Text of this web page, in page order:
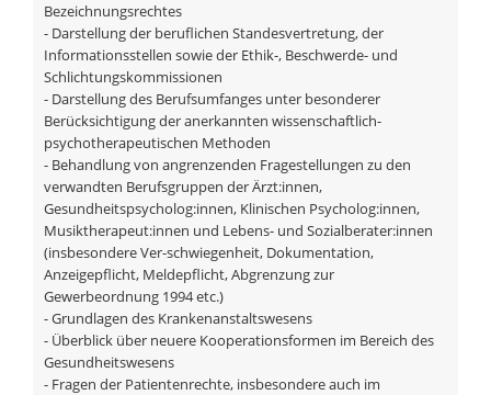
Bezeichnungsrechtes
- Darstellung der beruflichen Standesvertretung, der
Informationsstellen sowie der Ethik-, Beschwerde- und
Schlichtungskommissionen
- Darstellung des Berufsumfanges unter besonderer
Berücksichtigung der anerkannten wissenschaftlich-
psychotherapeutischen Methoden
- Behandlung von angrenzenden Fragestellungen zu den
verwandten Berufsgruppen der Ärzt:innen,
Gesundheitspsycholog:innen, Klinischen Psycholog:innen,
Musiktherapeut:innen und Lebens- und Sozialberater:innen
(insbesondere Ver-schwiegenheit, Dokumentation,
Anzeigepflicht, Meldepflicht, Abgrenzung zur
Gewerbeordnung 1994 etc.)
- Grundlagen des Krankenanstaltswesens
- Überblick über neuere Kooperationsformen im Bereich des
Gesundheitswesens
- Fragen der Patientenrechte, insbesondere auch im